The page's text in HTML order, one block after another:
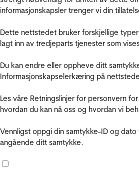
informasjonskapsler trenger vi din
Dette nettstedet bruker forskjellige
lagt inn av tredjeparts tjenester som
Du kan endre eller oppheve ditt
Informasjonskapselerkæring på
Les våre Retningslinjer for personvern
hvordan du kan nå oss og hvordan vi
Vennligst oppgi din samtykke-ID og
angående ditt samtykke.